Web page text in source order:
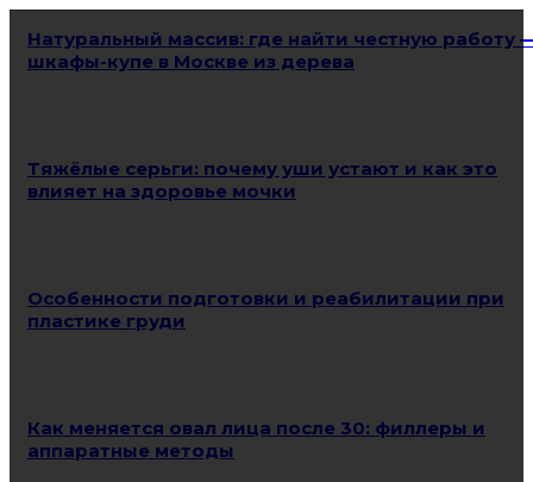
Натуральный массив: где найти честную работу
шкафы-купе в Москве из дерева
Тяжёлые серьги: почему уши устают и как это
влияет на здоровье мочки
Особенности подготовки и реабилитации при
пластике груди
Как меняется овал лица после 30: филлеры и
аппаратные методы